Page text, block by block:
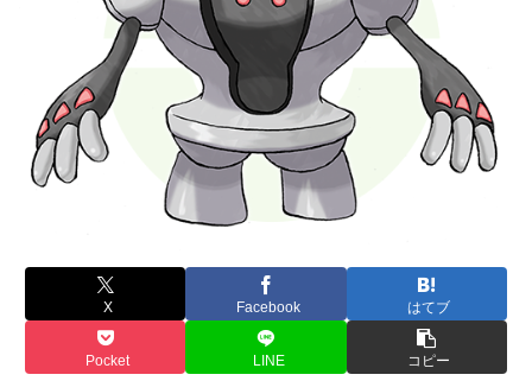
X Facebook はてブ
Pocket LINE コピー